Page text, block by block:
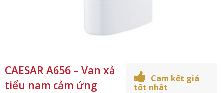
CAESAR A656 – Van xả
tiểu nam cảm ứng
Cam kết giá
tốt nhât